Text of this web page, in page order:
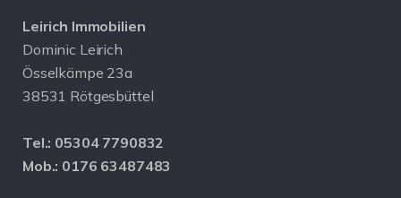
Leirich Immobilien
Dominic Leirich
Össelkämpe 23a
38531 Rötgesbüttel
Tel.: 05304 7790832
Mob.: 0176 63487483